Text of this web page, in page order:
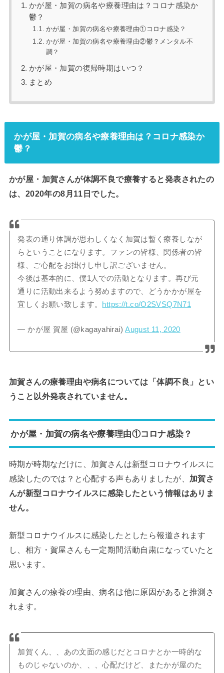
かが屋・加賀の病名や療養理由は？コロナ感染か
鬱？
かが屋・加賀の病名や療養理由①コロナ感染？
かが屋・加賀の病名や療養理由②鬱？メンタル不
調？
かが屋・加賀の復帰時期はいつ？
まとめ
かが屋・加賀の病名や療養理由は？コロナ感染か
鬱？
かが屋・加賀さんが体調不良で療養すると発表されたの
は、2020年の8月11日でした。
発表の通り体調が思わしくなく加賀は暫く療養しなが
らということになります。ファンの皆様、関係者の皆
様、ご心配をお掛けし申し訳ございません。
今後は基本的に、僕1人での活動となります。再び元
通りに活動出来るよう努めますので、どうかかが屋を
宜しくお願い致します。 https://t.co/O2SVSQ7N71
— かが屋 賀屋 (@kagayahirai)August 11, 2020
加賀さんの療養理由や病名については「体調不良」とい
うこと以外発表されていません。
かが屋・加賀の病名や療養理由①コロナ感染？
時期が時期なだけに、加賀さんは新型コロナウイルスに
感染したのでは？と心配する声もありましたが、 加賀さ
んが新型コロナウイルスに感染したという情報はありま
せん。
新型コロナウイルスに感染したとしたら報道されます
し、相方・賀屋さんも一定期間活動自粛になっていたと
思います。
加賀さんの療養の理由、病名は他に原因があると推測さ
れます。
加賀くん、、あの文面の感じだとコロナとか一時的な
ものじゃないのか、、、心配だけど、またかが屋のた